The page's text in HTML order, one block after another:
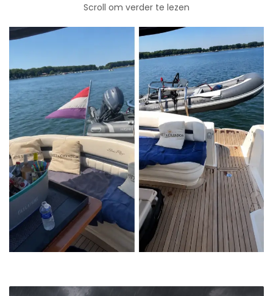
Scroll om verder te lezen